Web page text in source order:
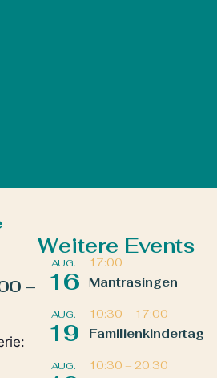
–
Weitere Events
AUG.
16
17:00
Mantrasingen
AUG.
19
10:30 – 17:00
Familienkindertag
AUG. 10:30 – 20:30